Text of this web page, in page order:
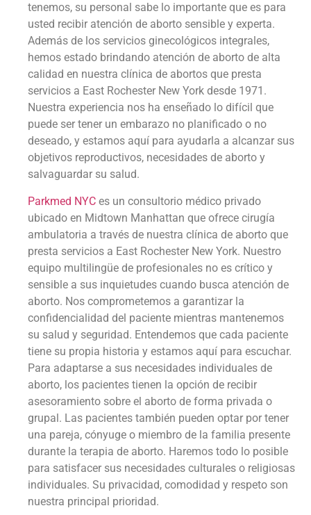
tenemos, su personal sabe lo importante que es para
usted recibir atención de aborto sensible y experta.
Además de los servicios ginecológicos integrales,
hemos estado brindando atención de aborto de alta
calidad en nuestra clínica de abortos que presta
servicios a East Rochester New York desde 1971.
Nuestra experiencia nos ha enseñado lo difícil que
puede ser tener un embarazo no planificado o no
deseado, y estamos aquí para ayudarla a alcanzar sus
objetivos reproductivos, necesidades de aborto y
salvaguardar su salud.
Parkmed NYC es un consultorio médico privado
ubicado en Midtown Manhattan que ofrece cirugía
ambulatoria a través de nuestra clínica de aborto que
presta servicios a East Rochester New York. Nuestro
equipo multilingüe de profesionales no es crítico y
sensible a sus inquietudes cuando busca atención de
aborto. Nos comprometemos a garantizar la
confidencialidad del paciente mientras mantenemos
su salud y seguridad. Entendemos que cada paciente
tiene su propia historia y estamos aquí para escuchar.
Para adaptarse a sus necesidades individuales de
aborto, los pacientes tienen la opción de recibir
asesoramiento sobre el aborto de forma privada o
grupal. Las pacientes también pueden optar por tener
una pareja, cónyuge o miembro de la familia presente
durante la terapia de aborto. Haremos todo lo posible
para satisfacer sus necesidades culturales o religiosas
individuales. Su privacidad, comodidad y respeto son
nuestra principal prioridad.